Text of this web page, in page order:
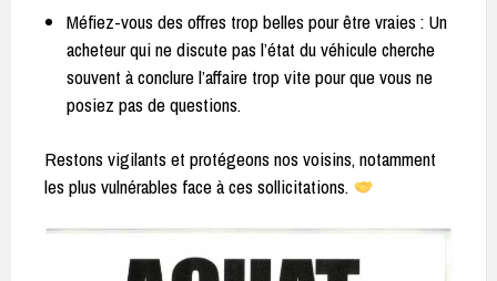
Méfiez-vous des offres trop belles pour être vraies : Un
acheteur qui ne discute pas l’état du véhicule cherche
souvent à conclure l’affaire trop vite pour que vous ne
posiez pas de questions.
Restons vigilants et protégeons nos voisins, notamment
les plus vulnérables face à ces sollicitations.